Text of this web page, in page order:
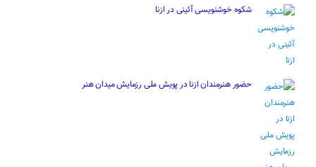
شکوه خوشنویسی آئینی در ازنا
حضور هنرمندان ازنا در پویش ملی رزمایش میدان هنر